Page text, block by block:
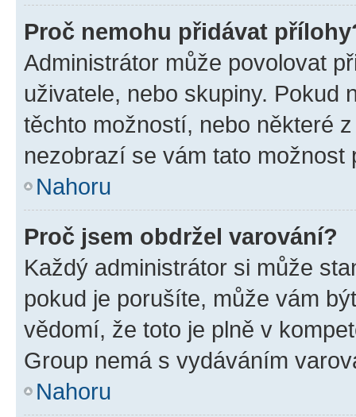
Proč nemohu přidávat
Administrátor může povolovat
uživatele, nebo skupiny. Pokud
těchto možností, nebo některé
nezobrazí se vám tato
Nahoru
Proč jsem obdržel varování?
Každý administrátor si může
pokud je porušíte, může vám
vědomí, že toto je plně v
Group nemá s vydáváním
Nahoru